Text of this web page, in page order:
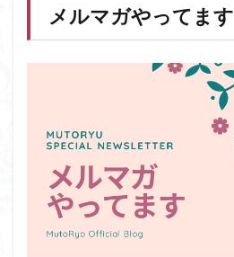
メルマガやってます